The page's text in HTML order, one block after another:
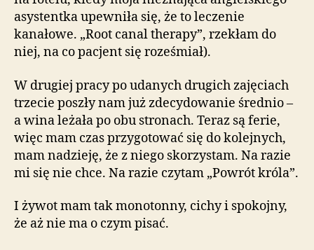
asystentka upewniła się, że to leczenie
kanałowe. „Root canal therapy”, rzekłam do
niej, na co pacjent się roześmiał).
W drugiej pracy po udanych drugich zajęciach
trzecie poszły nam już zdecydowanie średnio –
a wina leżała po obu stronach. Teraz są ferie,
więc mam czas przygotować się do kolejnych,
mam nadzieję, że z niego skorzystam. Na razie
mi się nie chce. Na razie czytam „Powrót króla”.
I żywot mam tak monotonny, cichy i spokojny,
że aż nie ma o czym pisać.